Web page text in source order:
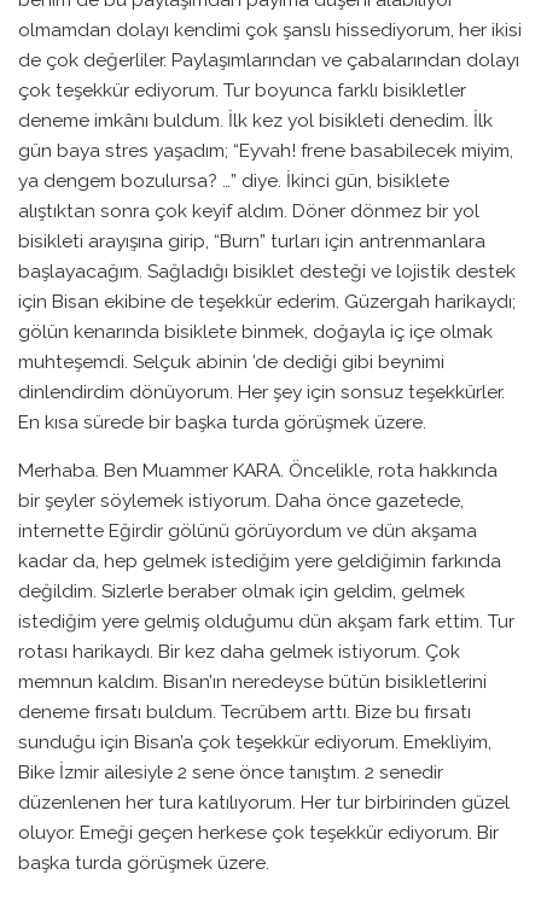
olmamdan dolayı kendimi çok şanslı hissediyorum, her ikisi
de çok değerliler. Paylaşımlarından ve çabalarından dolayı
çok teşekkür ediyorum. Tur boyunca farklı bisikletler
deneme imkânı buldum. İlk kez yol bisikleti denedim. İlk
gün baya stres yaşadım; “Eyvah! frene basabilecek miyim,
ya dengem bozulursa? …” diye. İkinci gün, bisiklete
alıştıktan sonra çok keyif aldım. Döner dönmez bir yol
bisikleti arayışına girip, “Burn” turları için antrenmanlara
başlayacağım. Sağladığı bisiklet desteği ve lojistik destek
için Bisan ekibine de teşekkür ederim. Güzergah harikaydı;
gölün kenarında bisiklete binmek, doğayla iç içe olmak
muhteşemdi. Selçuk abinin ’de dediği gibi beynimi
dinlendirdim dönüyorum. Her şey için sonsuz teşekkürler.
En kısa sürede bir başka turda görüşmek üzere.
Merhaba. Ben Muammer KARA. Öncelikle, rota hakkında
bir şeyler söylemek istiyorum. Daha önce gazetede,
internette Eğirdir gölünü görüyordum ve dün akşama
kadar da, hep gelmek istediğim yere geldiğimin farkında
değildim. Sizlerle beraber olmak için geldim, gelmek
istediğim yere gelmiş olduğumu dün akşam fark ettim. Tur
rotası harikaydı. Bir kez daha gelmek istiyorum. Çok
memnun kaldım. Bisan’ın neredeyse bütün bisikletlerini
deneme fırsatı buldum. Tecrübem arttı. Bize bu fırsatı
sunduğu için Bisan’a çok teşekkür ediyorum. Emekliyim,
Bike İzmir ailesiyle 2 sene önce tanıştım. 2 senedir
düzenlenen her tura katılıyorum. Her tur birbirinden güzel
oluyor. Emeği geçen herkese çok teşekkür ediyorum. Bir
başka turda görüşmek üzere.